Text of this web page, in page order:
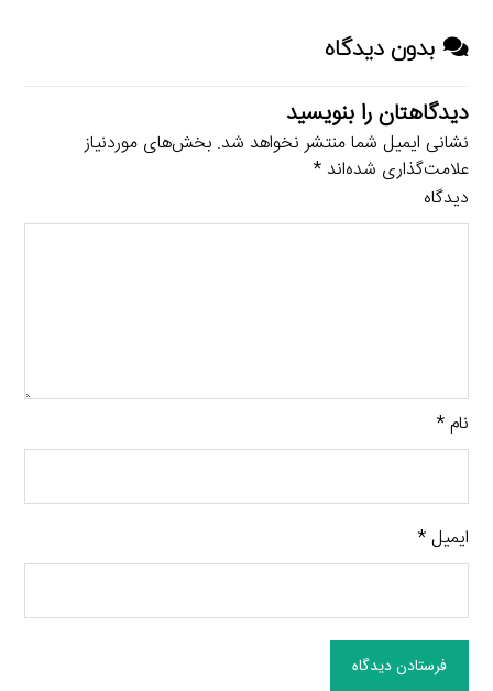
بدون دیدگاه
دیدگاهتان را بنویسید
نشانی ایمیل شما منتشر نخواهد شد. بخش‌های موردنیاز
علامت‌گذاری شده‌اند*
دیدگاه
نام*
ایمیل*
فرستادن دیدگاه